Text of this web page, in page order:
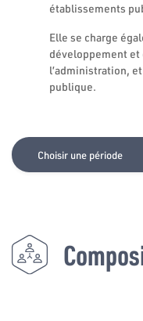
établissements
Elle se charge
développement
l’administration,
publique.
Choisir une période